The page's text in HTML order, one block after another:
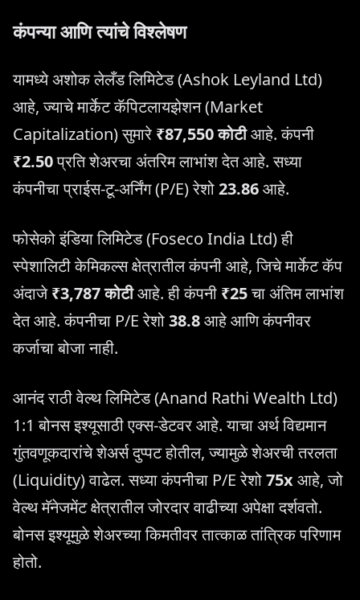
कंपन्या आणि त्यांचे विश्लेषण
यामध्ये अशोक लेलँड लिमिटेड (Ashok Leyland Ltd)
आहे, ज्याचे मार्केट कॅपिटलायझेशन (Market
Capitalization) सुमारे ₹87,550 कोटीआहे. कंपनी
₹2.50प्रति शेअरचा अंतरिम लाभांश देत आहे. सध्या
कंपनीचा प्राईस-टू-अर्निंग (P/E) रेशो23.86आहे.
फोसेको इंडिया लिमिटेड (Foseco India Ltd) ही
स्पेशालिटी केमिकल्स क्षेत्रातील कंपनी आहे, जिचे मार्केट कॅप
अंदाजे₹3,787 कोटीआहे. ही कंपनी ₹25चा अंतिम लाभांश
देत आहे. कंपनीचा P/E रेशो38.8आहे आणि कंपनीवर
कर्जाचा बोजा नाही.
आनंद राठी वेल्थ लिमिटेड (Anand Rathi Wealth Ltd)
1:1 बोनस इश्यूसाठी एक्स-डेटवर आहे. याचा अर्थ विद्यमान
गुंतवणूकदारांचे शेअर्स दुप्पट होतील, ज्यामुळे शेअरची तरलता
(Liquidity) वाढेल. सध्या कंपनीचा P/E रेशो75xआहे, जो
वेल्थ मॅनेजमेंट क्षेत्रातील जोरदार वाढीच्या अपेक्षा दर्शवतो.
बोनस इश्यूमुळे शेअरच्या किमतीवर तात्काळ तांत्रिक परिणाम
होतो.